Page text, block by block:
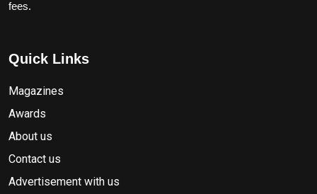
fees.
Quick Links
Magazines
Awards
About us
Contact us
Advertisement with us